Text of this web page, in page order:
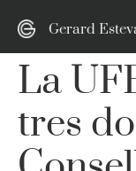
Gerard
La
tres